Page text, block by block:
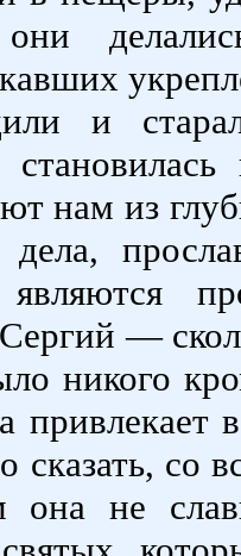
и
нам из
дела,
—
никого
сказать, со
она не